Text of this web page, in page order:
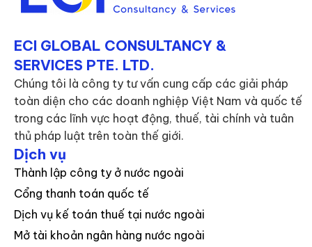
ECI GLOBAL CONSULTANCY &
SERVICES PTE. LTD.
Chúng tôi là công ty tư vấn cung cấp các giải pháp
toàn diện cho các doanh nghiệp Việt Nam và quốc tế
trong các lĩnh vực hoạt động, thuế, tài chính và tuân
thủ pháp luật trên toàn thế giới.
Dịch vụ
Thành lập công ty ở nước ngoài
Cổng thanh toán quốc tế
Dịch vụ kế toán thuế tại nước ngoài
Mở tài khoản ngân hàng nước ngoài